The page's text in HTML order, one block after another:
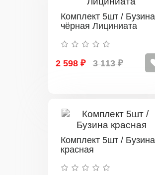
Комплект 5шт / Бузина
чёрная Лициниата
2 598 ₽ 3 113 ₽
Комплект 5шт / Бузина
красная